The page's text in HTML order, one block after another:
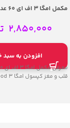
2,850,000
افزودن به سبد
قلب و مغز کپسول امگا 3 FA So Good یک